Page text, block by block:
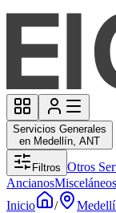
Servicios Generales
en Medellín, ANT
Filtros Otros
AncianosMisceláneos
Inicio
/